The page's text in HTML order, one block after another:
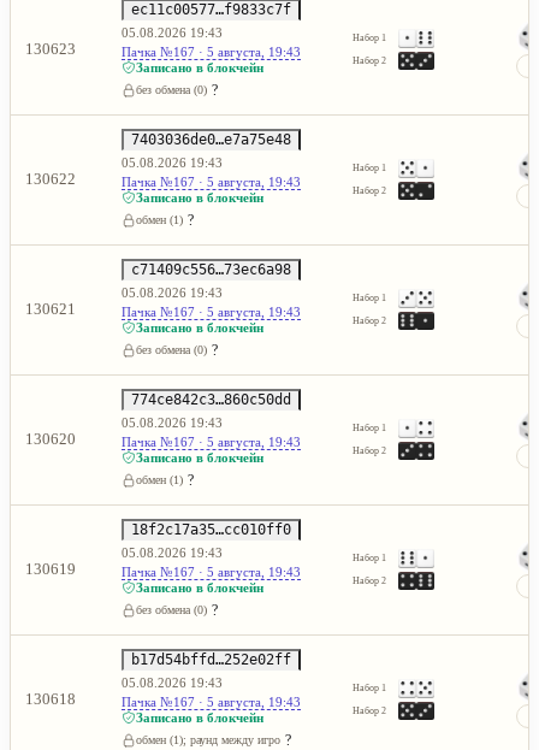
130623
ec11c00577…f9833c7f
05.08.2026 19:43
Пачка №167 · 5 августа, 19:43
Записано в блокчейн
без обмена (0) ?
Набор 1
Набор 2
130622
7403036de0…e7a75e48
05.08.2026 19:43
Пачка №167 · 5 августа, 19:43
Записано в блокчейн
обмен (1) ?
Набор 1
Набор 2
130621
c71409c556…73ec6a98
05.08.2026 19:43
Пачка №167 · 5 августа, 19:43
Записано в блокчейн
без обмена (0) ?
Набор 1
Набор 2
130620
774ce842c3…860c50dd
05.08.2026 19:43
Пачка №167 · 5 августа, 19:43
Записано в блокчейн
обмен (1) ?
Набор 1
Набор 2
130619
18f2c17a35…cc010ff0
05.08.2026 19:43
Пачка №167 · 5 августа, 19:43
Записано в блокчейн
без обмена (0) ?
Набор 1
Набор 2
130618
b17d54bffd…252e02ff
05.08.2026 19:43
Пачка №167 · 5 августа, 19:43
Записано в блокчейн
обмен (1); раунд между игроками не состоялся
?
Набор 1
Набор 2